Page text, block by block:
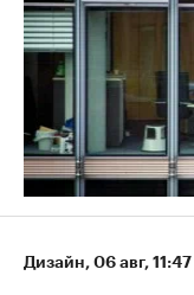
Дизайн⁠, 06 авг, 11:47